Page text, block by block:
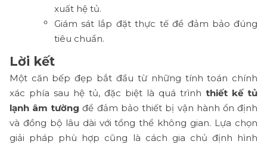
xuất hệ tủ.
Giám sát lắp đặt thực tế để đảm bảo đúng
tiêu chuẩn.
Lời kết
Một căn bếp đẹp bắt đầu từ những tính toán chính
xác phía sau hệ tủ, đặc biệt là quá trìnhthiết kế tủ
lạnh âm tường để đảm bảo thiết bị vận hành ổn định
và đồng bộ lâu dài với tổng thể không gian. Lựa chọn
giải pháp phù hợp cũng là cách gia chủ định hình